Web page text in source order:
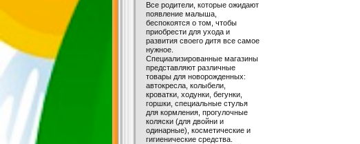
Все родители, которые ожидают
появление малыша,
беспокоятся о том, чтобы
приобрести для ухода и
развития своего дитя все самое
нужное.
Специализированные магазины
представляют различные
товары для новорожденных:
автокресла, колыбели,
кроватки, ходунки, бегунки,
горшки, специальные стулья
для кормления, прогулочные
коляски (для двойни и
одинарные), косметические и
гигиенические средства.